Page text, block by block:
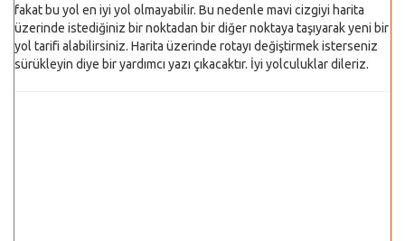
fakat bu yol en iyi yol olmayabilir. Bu nedenle mavi cizgiyi harita
üzerinde istediğiniz bir noktadan bir diğer noktaya taşıyarak yeni bir
yol tarifi alabilirsiniz. Harita üzerinde rotayı değiştirmek isterseniz
sürükleyin diye bir yardımcı yazı çıkacaktır. İyi yolculuklar dileriz.